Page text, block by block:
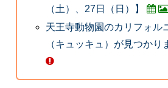
（土）、27日（日）】
天王寺動物園のカリフォル
（キュッキュ）が見つかり